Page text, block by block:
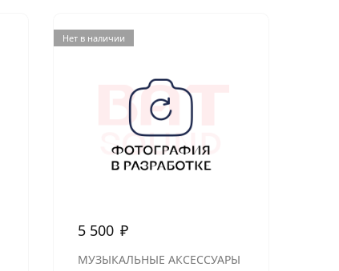
Нет в наличии
5 500 ₽
МУЗЫКАЛЬНЫЕ АКСЕССУАРЫ